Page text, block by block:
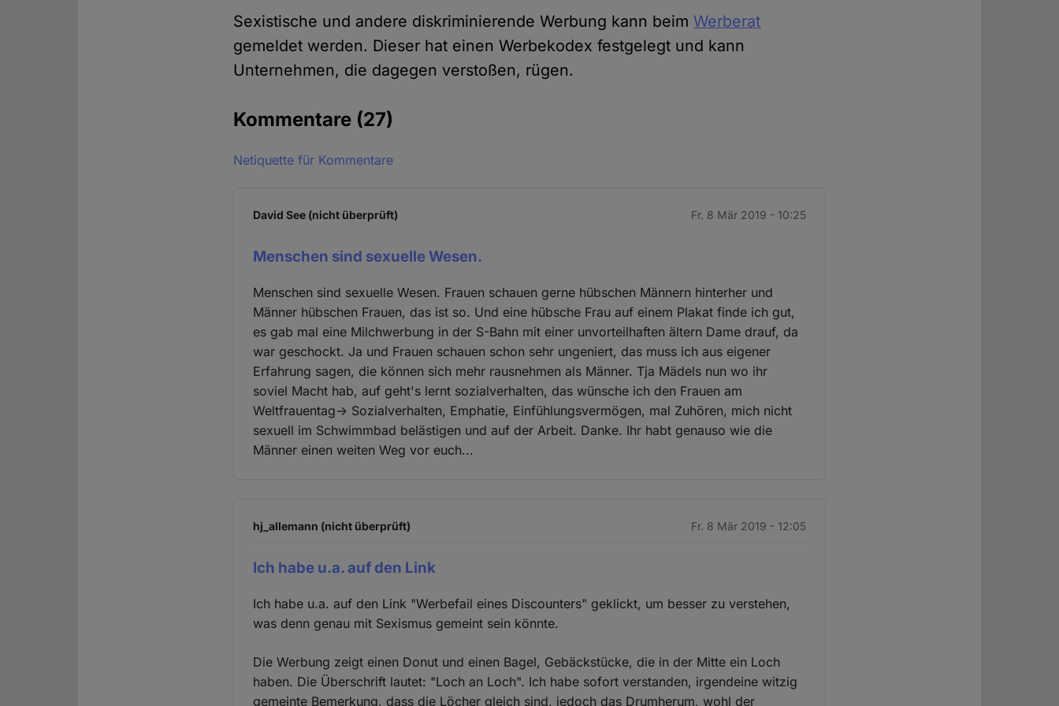
Sexistische und andere diskriminierende Werbung kann beim Werberat
gemeldet werden. Dieser hat einen Werbekodex festgelegt und kann
Unternehmen, die dagegen verstoßen, rügen.
Kommentare (27)
Netiquette für Kommentare
David See (nicht überprüft) Fr. 8 Mär 2019 - 10:25
Menschen sind sexuelle Wesen.
Menschen sind sexuelle Wesen. Frauen schauen gerne hübschen Männern hinterher und
Männer hübschen Frauen, das ist so. Und eine hübsche Frau auf einem Plakat finde ich gut,
es gab mal eine Milchwerbung in der S-Bahn mit einer unvorteilhaften ältern Dame drauf, da
war geschockt. Ja und Frauen schauen schon sehr ungeniert, das muss ich aus eigener
Erfahrung sagen, die können sich mehr rausnehmen als Männer. Tja Mädels nun wo ihr
soviel Macht hab, auf geht's lernt sozialverhalten, das wünsche ich den Frauen am
Weltfrauentag-> Sozialverhalten, Emphatie, Einfühlungsvermögen, mal Zuhören, mich nicht
sexuell im Schwimmbad belästigen und auf der Arbeit. Danke. Ihr habt genauso wie die
Männer einen weiten Weg vor euch...
hj_allemann (nicht überprüft) Fr. 8 Mär 2019 - 12:05
Ich habe u.a. auf den Link
Ich habe u.a. auf den Link "Werbefail eines Discounters" geklickt, um besser zu verstehen,
was denn genau mit Sexismus gemeint sein könnte.
Die Werbung zeigt einen Donut und einen Bagel, Gebäckstücke, die in der Mitte ein Loch
haben. Die Überschrift lautet: "Loch an Loch". Ich habe sofort verstanden, irgendeine witzig
gemeinte Bemerkung, dass die Löcher gleich sind, jedoch das Drumherum, wohl der